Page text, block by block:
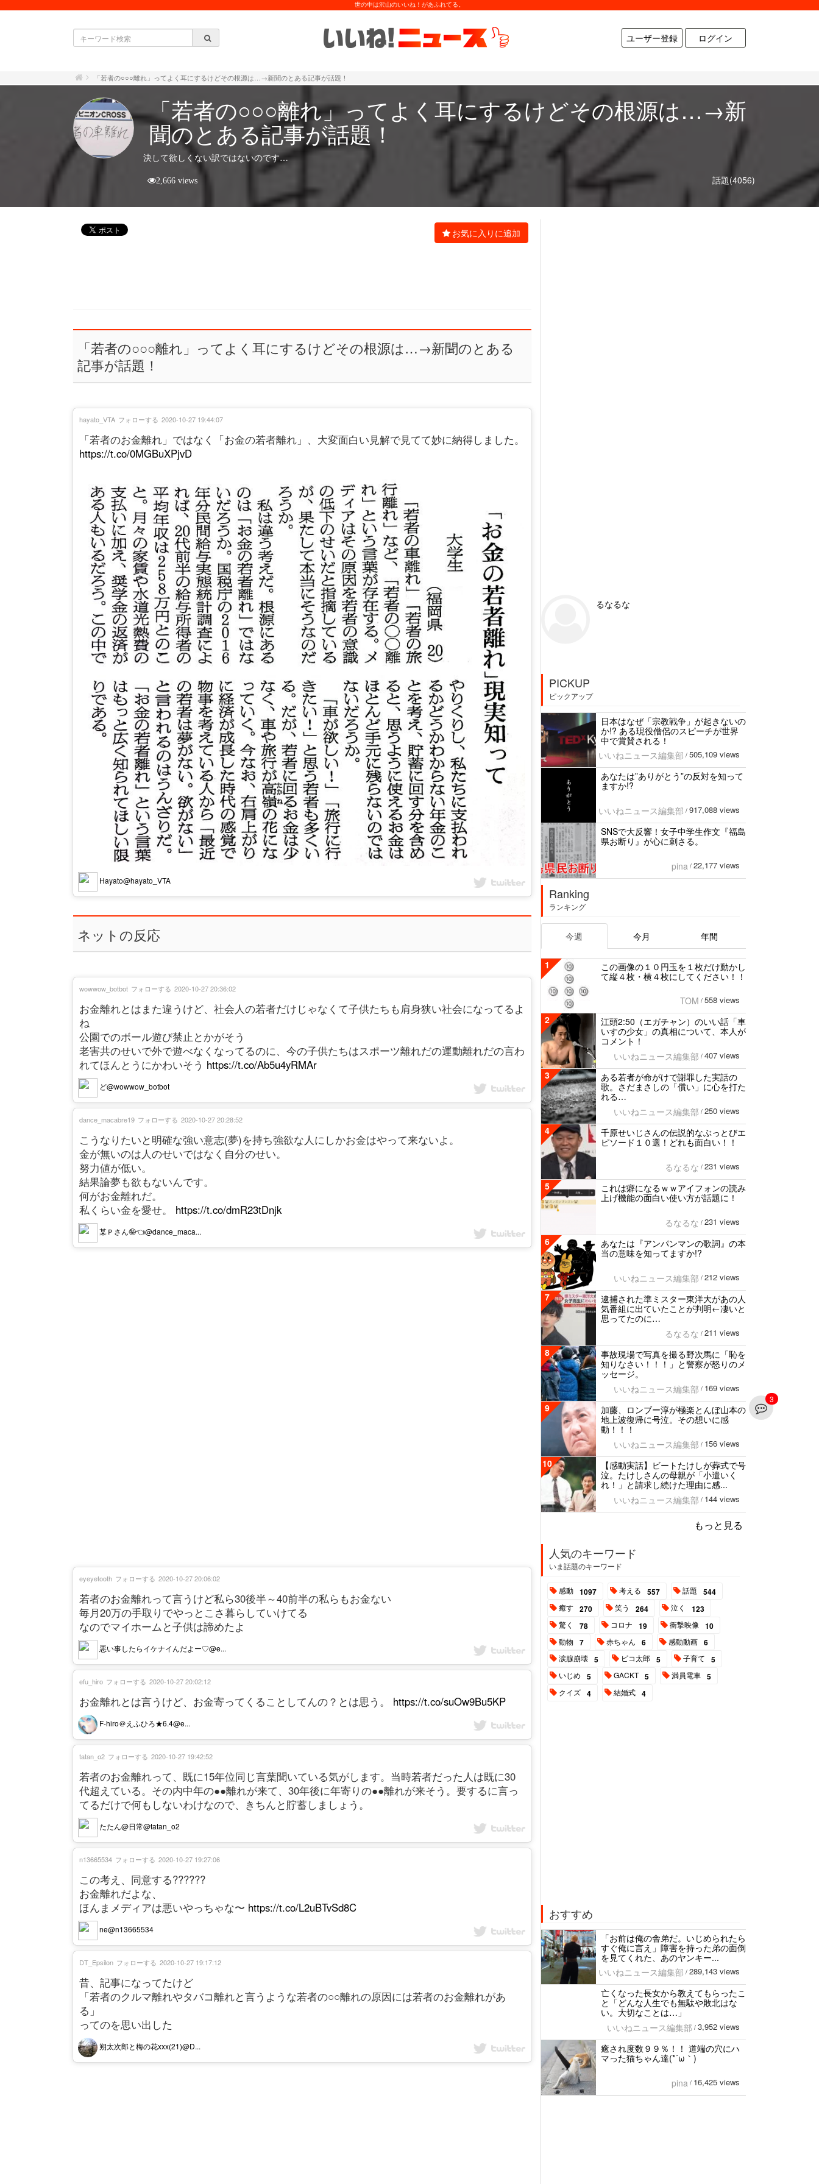
世の中は沢山のいいね！があふれてる。
ユーザー登録 ログイン
「若者の○○○離れ」ってよく耳にするけどその根源は…→新聞のとある記事が話題！
「若者の○○○離れ」ってよく耳にするけどその根源は…→新
聞のとある記事が話題！
決して欲しくない訳ではないのです…
話題(4056)
2,666 views
お気に入りに追加
「若者の○○○離れ」ってよく耳にするけどその根源は…→新聞のとある
記事が話題！
「若者のお金離れ」ではなく「お金の若者離れ」、大変面白い見解で見てて妙に納得しました。
https://t.co/0MGBuXPjvD
Hayato@hayato_VTA
hayato_VTA フォローする 2020-10-27 19:44:07
ネットの反応
お金離れとはまた違うけど、社会人の若者だけじゃなくて子供たちも肩身狭い社会になってるよ
ね
公園でのボール遊び禁止とかがそう
老害共のせいで外で遊べなくなってるのに、今の子供たちはスポーツ離れだの運動離れだの言わ
れてほんとうにかわいそう https://t.co/Ab5u4yRMAr
ど@wowwow_botbot
wowwow_botbot フォローする 2020-10-27 20:36:02
こうなりたいと明確な強い意志(夢)を持ち強欲な人にしかお金はやって来ないよ。
金が無いのは人のせいではなく自分のせい。
努力値が低い。
結果論夢も欲もないんです。
何がお金離れだ。
私くらい金を愛せ。 https://t.co/dmR23tDnjk
某Ｐさん🤪👈@dance_maca...
dance_macabre19 フォローする 2020-10-27 20:28:52
若者のお金離れって言うけど私ら30後半～40前半の私らもお金ない
毎月20万の手取りでやっとこさ暮らしていけてる
なのでマイホームと子供は諦めたよ
悪い事したらイケナイんだよー♡@e...
eyeyetooth フォローする 2020-10-27 20:06:02
お金離れとは言うけど、お金寄ってくることしてんの？とは思う。 https://t.co/suOw9Bu5KP
F-hiro＠えふひろ★6.4@e...
efu_hiro フォローする 2020-10-27 20:02:12
若者のお金離れって、既に15年位同じ言葉聞いている気がします。当時若者だった人は既に30
代超えている。その内中年の●●離れが来て、30年後に年寄りの●●離れが来そう。要するに言っ
てるだけで何もしないわけなので、きちんと貯蓄しましょう。
たたん@日常@tatan_o2
tatan_o2 フォローする 2020-10-27 19:42:52
この考え、同意する??????
お金離れだよな、
ほんまメディアは悪いやっちゃな〜 https://t.co/L2uBTvSd8C
ne@n13665534
n13665534 フォローする 2020-10-27 19:27:06
昔、記事になってたけど
「若者のクルマ離れやタバコ離れと言うような若者の○○離れの原因には若者のお金離れがあ
る」
ってのを思い出した
朔太次郎と梅の花xxx(21)@D...
DT_Epsilon フォローする 2020-10-27 19:17:12
3
るなるな
PICKUP
ピックアップ
日本はなぜ「宗教戦争」が起きないの
か!? ある現役僧侶のスピーチが世界
中で賞賛される！
いいねニュース編集部 / 505,109 views
あなたは”ありがとう”の反対を知って
ますか!?
いいねニュース編集部 / 917,088 views
SNSで大反響！女子中学生作文『福島
県お断り』が心に刺さる。
pina / 22,177 views
Ranking
ランキング
今週 今月 年間
1
この画像の１０円玉を１枚だけ動かし
て縦４枚・横４枚にしてください！！
TOM / 558 views
2
江頭2:50（エガチャン）のいい話「車
いすの少女」の真相について、本人が
コメント！
いいねニュース編集部 / 407 views
3
ある若者が命がけで謝罪した実話の
歌。さだまさしの「償い」に心を打た
れる…
いいねニュース編集部 / 250 views
4
千原せいじさんの伝説的なぶっとびエ
ピソード１０選！どれも面白い！！
るなるな / 231 views
5
これは癖になるｗｗアイフォンの読み
上げ機能の面白い使い方が話題に！
るなるな / 231 views
6
あなたは『アンパンマンの歌詞』の本
当の意味を知ってますか!?
いいねニュース編集部 / 212 views
7
逮捕された準ミスター東洋大があの人
気番組に出ていたことが判明←凄いと
思ってたのに…
るなるな / 211 views
8
事故現場で写真を撮る野次馬に「恥を
知りなさい！！！」と警察が怒りのメ
ッセージ。
いいねニュース編集部 / 169 views
9
加藤、ロンブー淳が極楽とんぼ山本の
地上波復帰に号泣。その想いに感
動！！！
いいねニュース編集部 / 156 views
10
【感動実話】ビートたけしが葬式で号
泣。たけしさんの母親が「小遣いく
れ！」と請求し続けた理由に感...
いいねニュース編集部 / 144 views
もっと見る
人気のキーワード
いま話題のキーワード
感動 1097 考える 557 話題 544
癒す 270 笑う 264 泣く 123
驚く 78 コロナ 19 衝撃映像 10
動物 7 赤ちゃん 6 感動動画 6
涙腺崩壊 5 ピコ太郎 5 子育て 5
いじめ 5 GACKT 5 満員電車 5
クイズ 4 結婚式 4
おすすめ
「お前は俺の舎弟だ。いじめられたら
すぐ俺に言え」障害を持った弟の面倒
を見てくれた、あのヤンキー...
いいねニュース編集部 / 289,143 views
亡くなった長女から教えてもらったこ
と「どんな人生でも無駄や敗北はな
い。大切なことは…」
いいねニュース編集部 / 3,952 views
癒され度数９９％！！ 道端の穴にハ
マった猫ちゃん達(*´ω｀)
pina / 16,425 views